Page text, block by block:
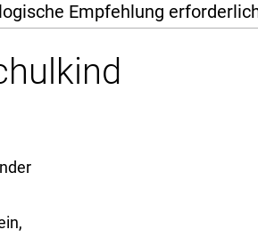
Empfehlung